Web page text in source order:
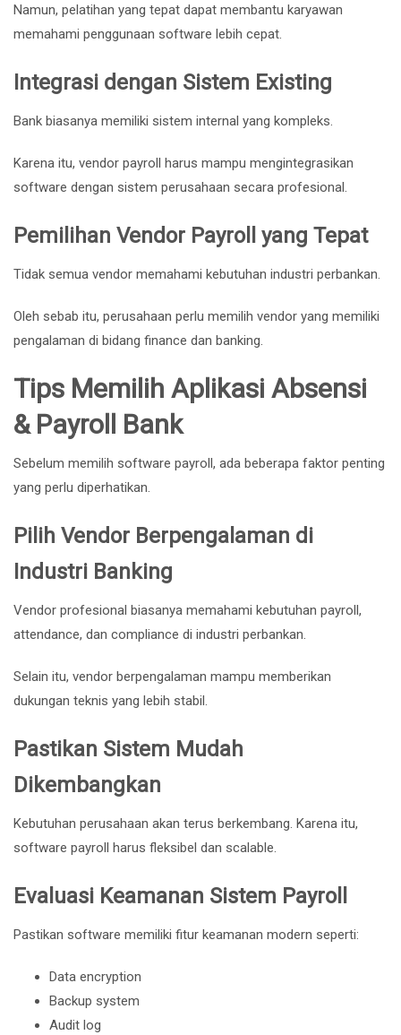
Namun, pelatihan yang tepat dapat membantu karyawan
memahami penggunaan software lebih cepat.
Integrasi dengan Sistem Existing
Bank biasanya memiliki sistem internal yang kompleks.
Karena itu, vendor payroll harus mampu mengintegrasikan
software dengan sistem perusahaan secara profesional.
Pemilihan Vendor Payroll yang Tepat
Tidak semua vendor memahami kebutuhan industri perbankan.
Oleh sebab itu, perusahaan perlu memilih vendor yang memiliki
pengalaman di bidang finance dan banking.
Tips Memilih Aplikasi Absensi
& Payroll Bank
Sebelum memilih software payroll, ada beberapa faktor penting
yang perlu diperhatikan.
Pilih Vendor Berpengalaman di
Industri Banking
Vendor profesional biasanya memahami kebutuhan payroll,
attendance, dan compliance di industri perbankan.
Selain itu, vendor berpengalaman mampu memberikan
dukungan teknis yang lebih stabil.
Pastikan Sistem Mudah
Dikembangkan
Kebutuhan perusahaan akan terus berkembang. Karena itu,
software payroll harus fleksibel dan scalable.
Evaluasi Keamanan Sistem Payroll
Pastikan software memiliki fitur keamanan modern seperti:
Data encryption
Backup system
Audit log